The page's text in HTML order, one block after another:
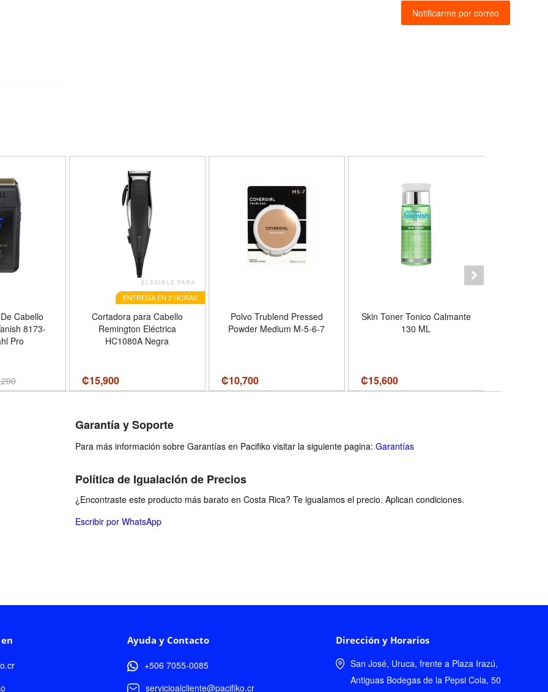
Notificarme por correo
Cabello
8173-
Pro
ELEGIBLE PARA
ENTREGA EN 2 HORAS
Cortadora para Cabello
Remington Eléctrica
HC1080A Negra
₡15,900
Polvo Trublend Pressed
Powder Medium M-5-6-7
₡10,700
Skin Toner Tonico Calmante
130 ML
₡15,600
Garantía y Soporte
Para más información sobre Garantías en Pacifiko visitar la siguiente pagina: Garantías
Política de Igualación de Precios
¿Encontraste este producto más barato en Costa Rica? Te igualamos el precio. Aplican condiciones.
Escribir por WhatsApp
Ayuda y Contacto
+506 7055-0085
servicioalcliente@pacifiko.cr
Dirección y Horarios
San José, Uruca, frente a Plaza Irazú,
Antiguas Bodegas de la Pepsi Cola, 50